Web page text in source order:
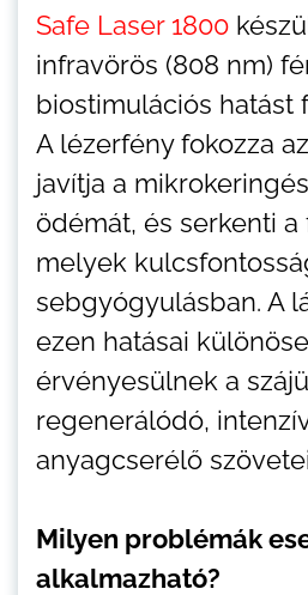
Safe Laser 1800
infravörös (808 nm)
biostimulációs hatást
A lézerfény fokozza
javítja a
ödémát, és serkenti
melyek
sebgyógyulásban. A
ezen hatásai
érvényesülnek a
regenerálódó,
anyagcserélő
Milyen problémák
alkalmazható?